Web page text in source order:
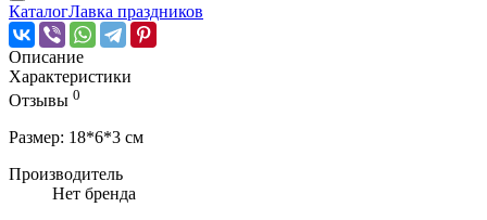
КаталогЛавка праздников
Описание
Характеристики
Отзывы 0
Размер: 18*6*3 см
Производитель
Нет бренда